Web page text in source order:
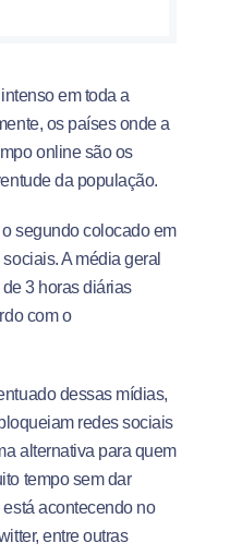
em toda a
os países onde a
online são os
da população.
segundo colocado em
A média geral
3 horas diárias
com o
dessas mídias,
redes sociais
alternativa para quem
tempo sem dar
acontecendo no
entre outras